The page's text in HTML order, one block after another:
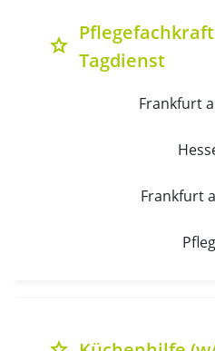
grade
Tagdienst
Frankfurt
Frankfurt